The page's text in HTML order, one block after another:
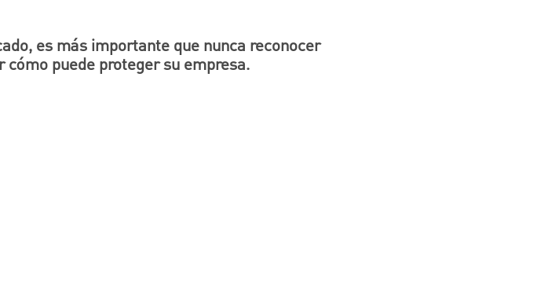
es más importante que nunca reconocer
puede proteger su empresa.